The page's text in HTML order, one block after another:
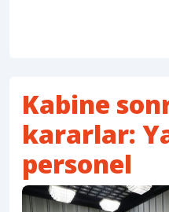
Kabine
kararlar:
personel